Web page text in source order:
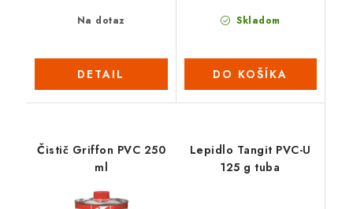
Na dotaz
DETAIL
Skladom
DO KOŠÍKA
Čistič Griffon PVC 250
ml
Lepidlo Tangit PVC-U
125 g tuba